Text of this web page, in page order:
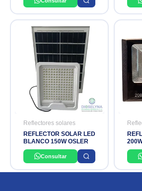
Reflectores solares
REFLECTOR SOLAR LED
BLANCO 150W OSLER
Consultar